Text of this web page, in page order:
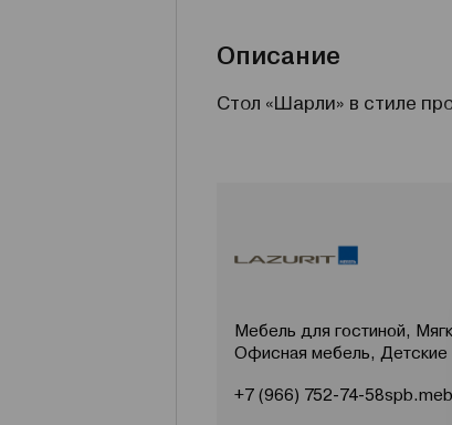
Описание
Стол «Шарли» в стиле
Мебель для гостиной,
Офисная мебель, Детские
+7 (966) 752-74-58